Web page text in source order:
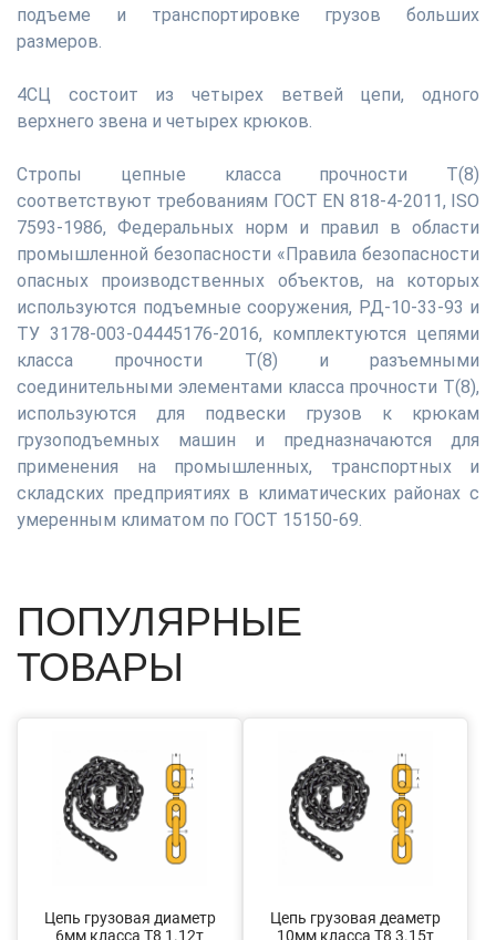
подъеме и транспортировке грузов больших
размеров.
4СЦ состоит из четырех ветвей цепи, одного
верхнего звена и четырех крюков.
Стропы цепные класса прочности Т(8)
соответствуют требованиям ГОСТ ЕN 818-4-2011, ISO
7593-1986, Федеральных норм и правил в области
промышленной безопасности «Правила безопасности
опасных производственных объектов, на которых
используются подъемные сооружения, РД-10-33-93 и
ТУ 3178-003-04445176-2016, комплектуются цепями
класса прочности Т(8) и разъемными
соединительными элементами класса прочности Т(8),
используются для подвески грузов к крюкам
грузоподъемных машин и предназначаются для
применения на промышленных, транспортных и
складских предприятиях в климатических районах с
умеренным климатом по ГОСТ 15150-69.
ПОПУЛЯРНЫЕ
ТОВАРЫ
Цепь грузовая диаметр
6мм класса Т8 1.12т
Цепь грузовая деаметр
10мм класса Т8 3.15т